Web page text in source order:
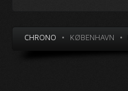
CHRONO • KØBENHAVN •